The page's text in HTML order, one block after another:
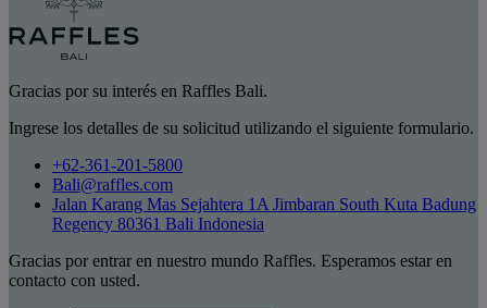
Gracias por su interés en Raffles Bali.
Ingrese los detalles de su solicitud utilizando el siguiente formulario.
+62-361-201-5800
Bali@raffles.com
Jalan Karang Mas Sejahtera 1A Jimbaran South Kuta Badung
Regency 80361 Bali Indonesia
Gracias por entrar en nuestro mundo Raffles. Esperamos estar en
contacto con usted.